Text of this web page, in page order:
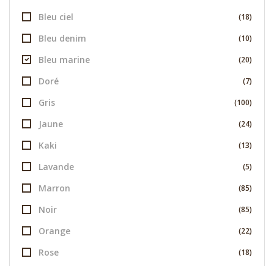
Bleu ciel (18)
Bleu denim (10)
Bleu marine (20)
Doré (7)
Gris (100)
Jaune (24)
Kaki (13)
Lavande (5)
Marron (85)
Noir (85)
Orange (22)
Rose (18)